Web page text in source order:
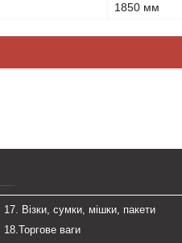
1850 мм
17. Візки, сумки, мішки, пакети
18.Торгове ваги